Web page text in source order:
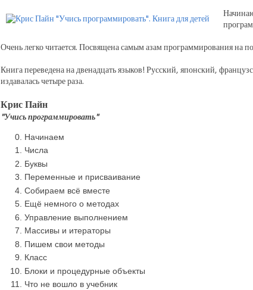
Очень легко читается. Посвящена самым азам программирования на
Книга переведена на двенадцать языков! Русский, японский,
издавалась четыре раза.
Крис Пайн
"Учись программировать"
Начинаем
Числа
Буквы
Переменные и присваивание
Собираем всё вместе
Ещё немного о методах
Управление выполнением
Массивы и итераторы
Пишем свои методы
Класс
Блоки и процедурные объекты
Что не вошло в учебник